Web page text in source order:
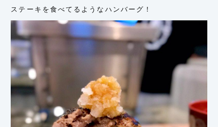
ステーキを食べてるようなハンバーグ！